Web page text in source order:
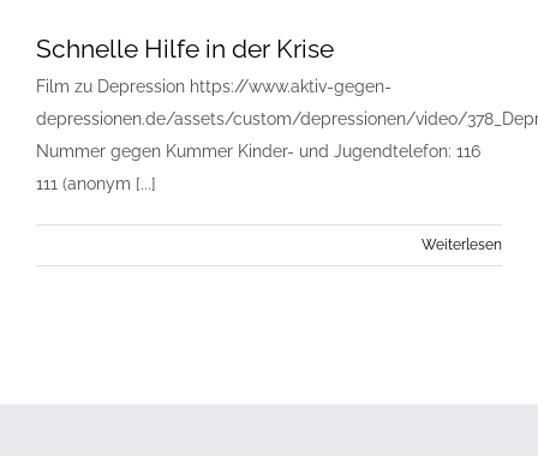
Schnelle Hilfe in der Krise
Film zu Depression https://www.aktiv-gegen-
depressionen.de/assets/custom/depressionen/video/
Nummer gegen Kummer Kinder- und Jugendtelefon: 116
111 (anonym [...]
Weiterlesen